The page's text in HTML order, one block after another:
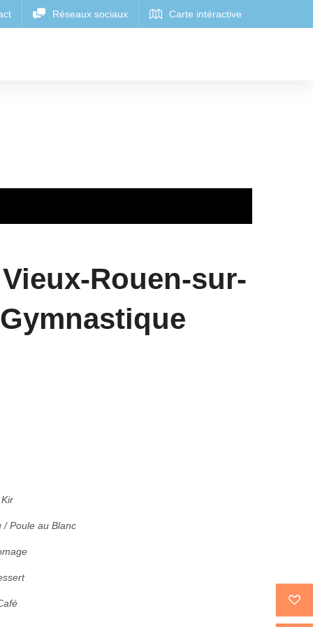
Rouen-sur-
Kir
/ Poule au Blanc